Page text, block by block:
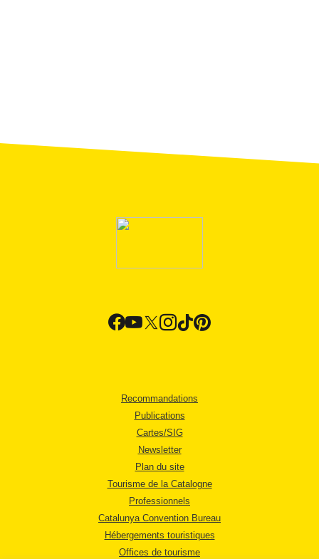
Recommandations
Publications
Cartes/SIG
Newsletter
Plan du site
Tourisme de la Catalogne
Professionnels
Catalunya Convention Bureau
Hébergements touristiques
Offices de tourisme